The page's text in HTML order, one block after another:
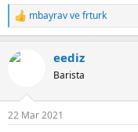
Burundi Afric
Etiyopya Lekempti
T
e
k
:
mbayravvefrturk
eediz
Barista
22 Mar 2021